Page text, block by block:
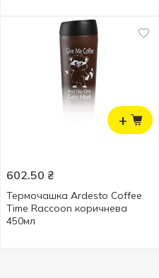
+
602.50 ₴
Термочашка Ardesto Coffee
Time Raccoon коричнева
450мл